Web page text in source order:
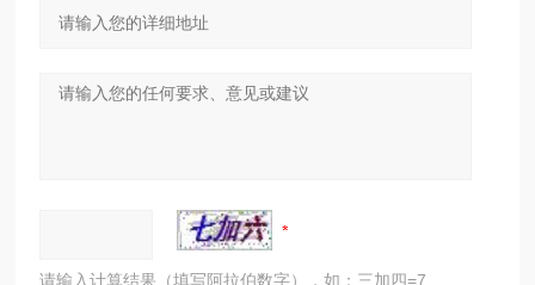
请输入计算结果（填写阿拉伯数字），如：三加四=7